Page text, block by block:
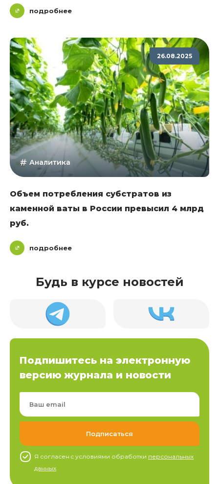
подробнее
26.08.2025
Аналитика
Объем потребления субстратов из
каменной ваты в России превысил 4 млрд
руб.
подробнее
Будь в курсе новостей
Подпишитесь на электронную
версию журнала и новости
Я согласен c условиями обработки персональных
данных